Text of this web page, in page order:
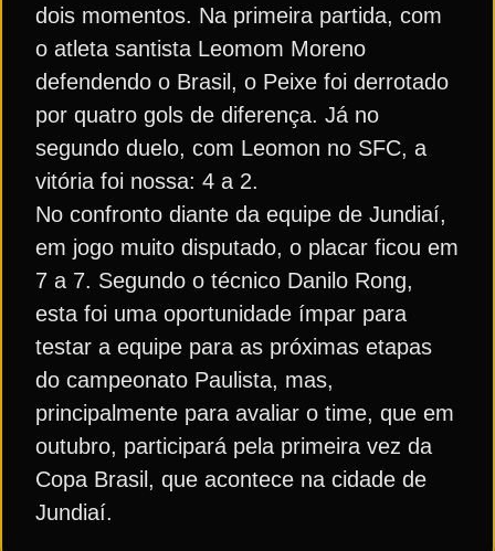
dois momentos. Na primeira partida, com
o atleta santista Leomom Moreno
defendendo o Brasil, o Peixe foi derrotado
por quatro gols de diferença. Já no
segundo duelo, com Leomon no SFC, a
vitória foi nossa: 4 a 2.
No confronto diante da equipe de Jundiaí,
em jogo muito disputado, o placar ficou em
7 a 7. Segundo o técnico Danilo Rong,
esta foi uma oportunidade ímpar para
testar a equipe para as próximas etapas
do campeonato Paulista, mas,
principalmente para avaliar o time, que em
outubro, participará pela primeira vez da
Copa Brasil, que acontece na cidade de
Jundiaí.